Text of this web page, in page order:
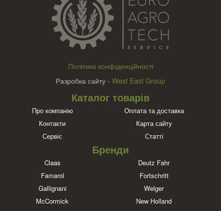
Політика конфіденційності
Разробка сайту - West East Group
Каталог товарів
Про компанію
Оплата та доставка
Контакти
Карта сайту
Сервіс
Статті
Бренди
Claas
Deutz Fahr
Famarol
Fortschritt
Gallignani
Welger
McCormick
New Holland